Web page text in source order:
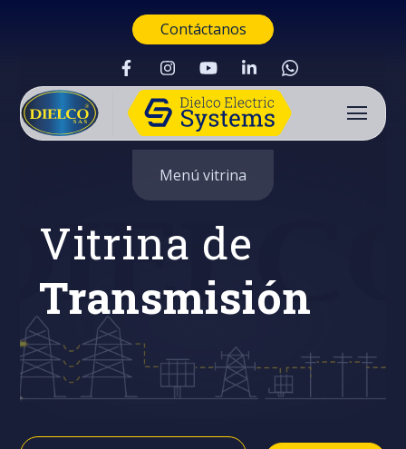
Contáctanos
Buscar
Menú vitrina
Vitrina de
Transmisión